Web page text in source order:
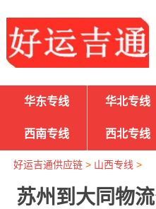
华东专线 华北专线
西南专线 西北专线
好运吉通供应链> 山西专线 >
苏州到大同物